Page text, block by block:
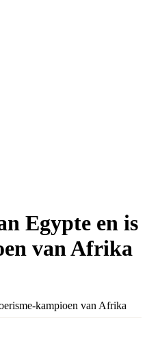
Egypte en is
van Afrika